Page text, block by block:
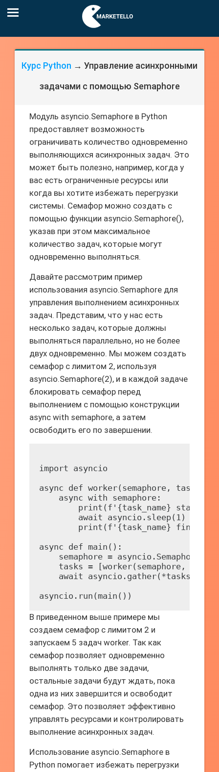
Курс Python → Управление асинхронными
задачами с помощью Semaphore
Модуль asyncio.Semaphore в Python
предоставляет возможность
ограничивать количество одновременно
выполняющихся асинхронных задач. Это
может быть полезно, например, когда у
вас есть ограниченные ресурсы или
когда вы хотите избежать перегрузки
системы. Семафор можно создать с
помощью функции asyncio.Semaphore(),
указав при этом максимальное
количество задач, которые могут
одновременно выполняться.
Давайте рассмотрим пример
использования asyncio.Semaphore для
управления выполнением асинхронных
задач. Представим, что у нас есть
несколько задач, которые должны
выполняться параллельно, но не более
двух одновременно. Мы можем создать
семафор с лимитом 2, используя
asyncio.Semaphore(2), и в каждой задаче
блокировать семафор перед
выполнением с помощью конструкции
async with semaphore, а затем
освободить его по завершении.
import asyncio
async def worker(semaphore,
    async with semaphore:
print(f'{task_name}
        await asyncio.sleep(1)
print(f'{task_name}
async def main():
    semaphore = asyncio.Semaphore(2)
tasks = [worker(semaphore,
    await asyncio.gather(*tasks)
В приведенном выше примере мы
создаем семафор с лимитом 2 и
запускаем 5 задач worker. Так как
семафор позволяет одновременно
выполнять только две задачи,
остальные задачи будут ждать, пока
одна из них завершится и освободит
семафор. Это позволяет эффективно
управлять ресурсами и контролировать
выполнение асинхронных задач.
Использование asyncio.Semaphore в
Python помогает избежать перегрузки